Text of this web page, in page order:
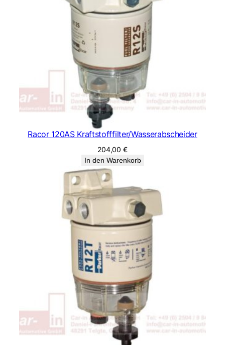
Racor 120AS Kraftstofffilter/Wasserabscheider
204,00€
In den Warenkorb